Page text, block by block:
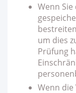
Wenn
um dies
Prüfung
Wenn